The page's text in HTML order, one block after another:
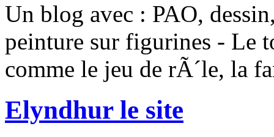
Un blog avec : PAO,
peinture sur figurines - Le
comme le jeu de rÃ´le, la
Elyndhur le site